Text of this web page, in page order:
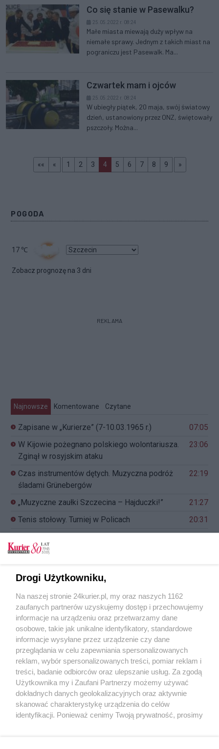
Co się stanie w Pasewalku?
25.05.2022 r. 08:24
Małe miasta miewają duży wpływ na
niemałe sprawy. Jednym z takich miast na
pograniczu jest Pasewalk. Ma...
Czwartek mam i ojców
25.05.2022 r. 08:24
W ubiegły piątek, 20 maja, swój światowy
dzień, ustanowiony przez ONZ, świętowały
pszczoły. Można...
««Pierwsza
«prev
1 2 3 4(aktualna)
5 6 7 8 9 »>>
POGODA
17 ℃
Zobacz prognozę na 3 dni
REKLAMA
Najnowsze Komentowane Czytane
Zapisane w „Kurierze” (7-10.03.1965 r.)
07:05
W Kijowie pożegnano polskiego wolontariusza.
Zginął w rosyjskim ataku
23:06
Czas instrumentów dętych. Muzyczna podróż
śladami Grünebergów
22:19
„Muzyczne zaułki Szczecina – Hajduczki!”
21:27
Tenis stołowy. Turniej w Policach
20:31
Mityczne Wały Chrobrego. Udany powrót
Różanka zaprasza. Weekend pełen atrakcji
Obłęd. Trans. Psychodelia. Na Łące Kany
REKLAMA
Drogi Użytkowniku,
Na naszej stronie 24kurier.pl, my oraz naszych 1162
zaufanych partnerów uzyskujemy dostęp i przechowujemy
informacje na urządzeniu oraz przetwarzamy dane
osobowe, takie jak unikalne identyfikatory, standardowe
informacje wysyłane przez urządzenie czy dane
przeglądania w celu zapewniania spersonalizowanych
reklam, wybór spersonalizowanych treści, pomiar reklam i
treści, badanie odbiorców oraz ulepszanie usług. Za zgodą
Użytkownika my i Zaufani Partnerzy możemy używać
dokładnych danych geolokalizacyjnych oraz aktywnie
skanować charakterystykę urządzenia do celów
identyfikacji. Ponieważ cenimy Twoją prywatność, prosimy